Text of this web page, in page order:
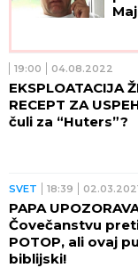
19:00 04.08.2022
EKSPLOATACIJA
RECEPT ZA
čuli za “Huters”?
SVET 18:39
PAPA
Čovečanstvu
POTOP, ali ovaj
biblijski!